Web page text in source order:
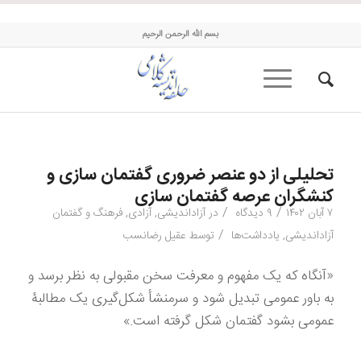
حلقه اندیشه کلامی
بسم الله الرحمن الرحیم
تحلیلی از دو عنصر ضروری گفتمان سازی و
کنشگران عرصه گفتمان سازی
۷ آبان ۱۴۰۲ / ۹ دیدگاه / در آزاداندیشی,آزادی,فرهنگ و گفتمان
آزاداندیشی, یادداشت‌ها / توسط عقیل رضانسب
«آنگاه که یک مفهوم و معرفت سخن مقبولی به نظر برسد و
به باور عمومی تبدیل شود و سرمنشأ شکل‌گیری یک مطالبۀ
عمومی بشود گفتمان شکل گرفته است.»